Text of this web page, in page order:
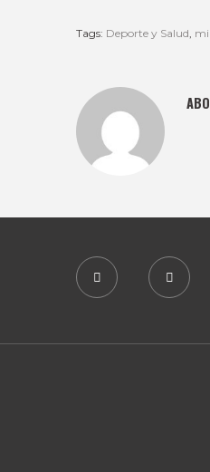
Tags: Deporte y Salud,